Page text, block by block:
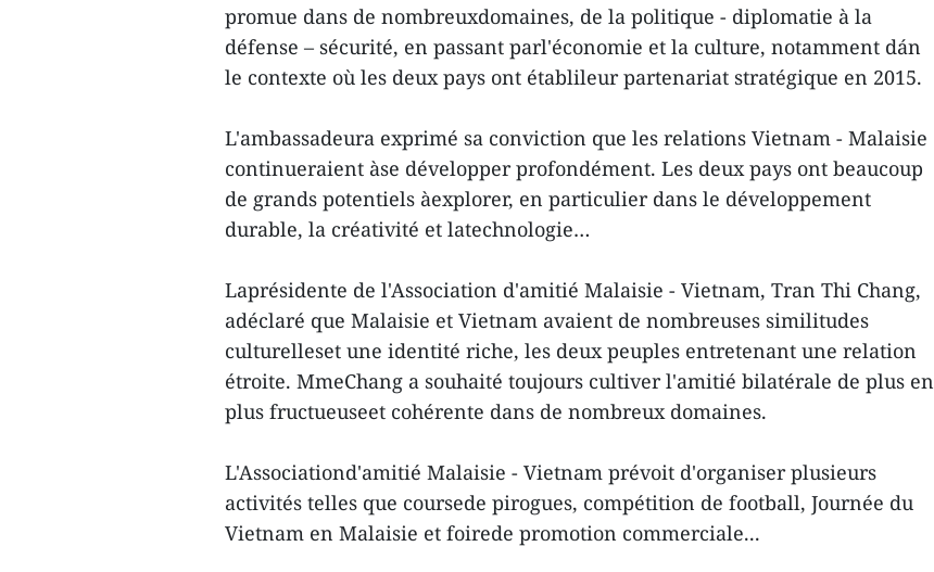
promue dans de nombreuxdomaines, de la politique - diplomatie à la
défense – sécurité, en passant parl'économie et la culture, notamment dán
le contexte où les deux pays ont établileur partenariat stratégique en 2015.
L'ambassadeura exprimé sa conviction que les relations Vietnam - Malaisie
continueraient àse développer profondément. Les deux pays ont beaucoup
de grands potentiels àexplorer, en particulier dans le développement
durable, la créativité et latechnologie…
Laprésidente de l'Association d'amitié Malaisie - Vietnam, Tran Thi Chang,
adéclaré que Malaisie et Vietnam avaient de nombreuses similitudes
culturelleset une identité riche, les deux peuples entretenant une relation
étroite. MmeChang a souhaité toujours cultiver l'amitié bilatérale de plus en
plus fructueuseet cohérente dans de nombreux domaines.
L'Associationd'amitié Malaisie - Vietnam prévoit d'organiser plusieurs
activités telles que coursede pirogues, compétition de football, Journée du
Vietnam en Malaisie et foirede promotion commerciale...